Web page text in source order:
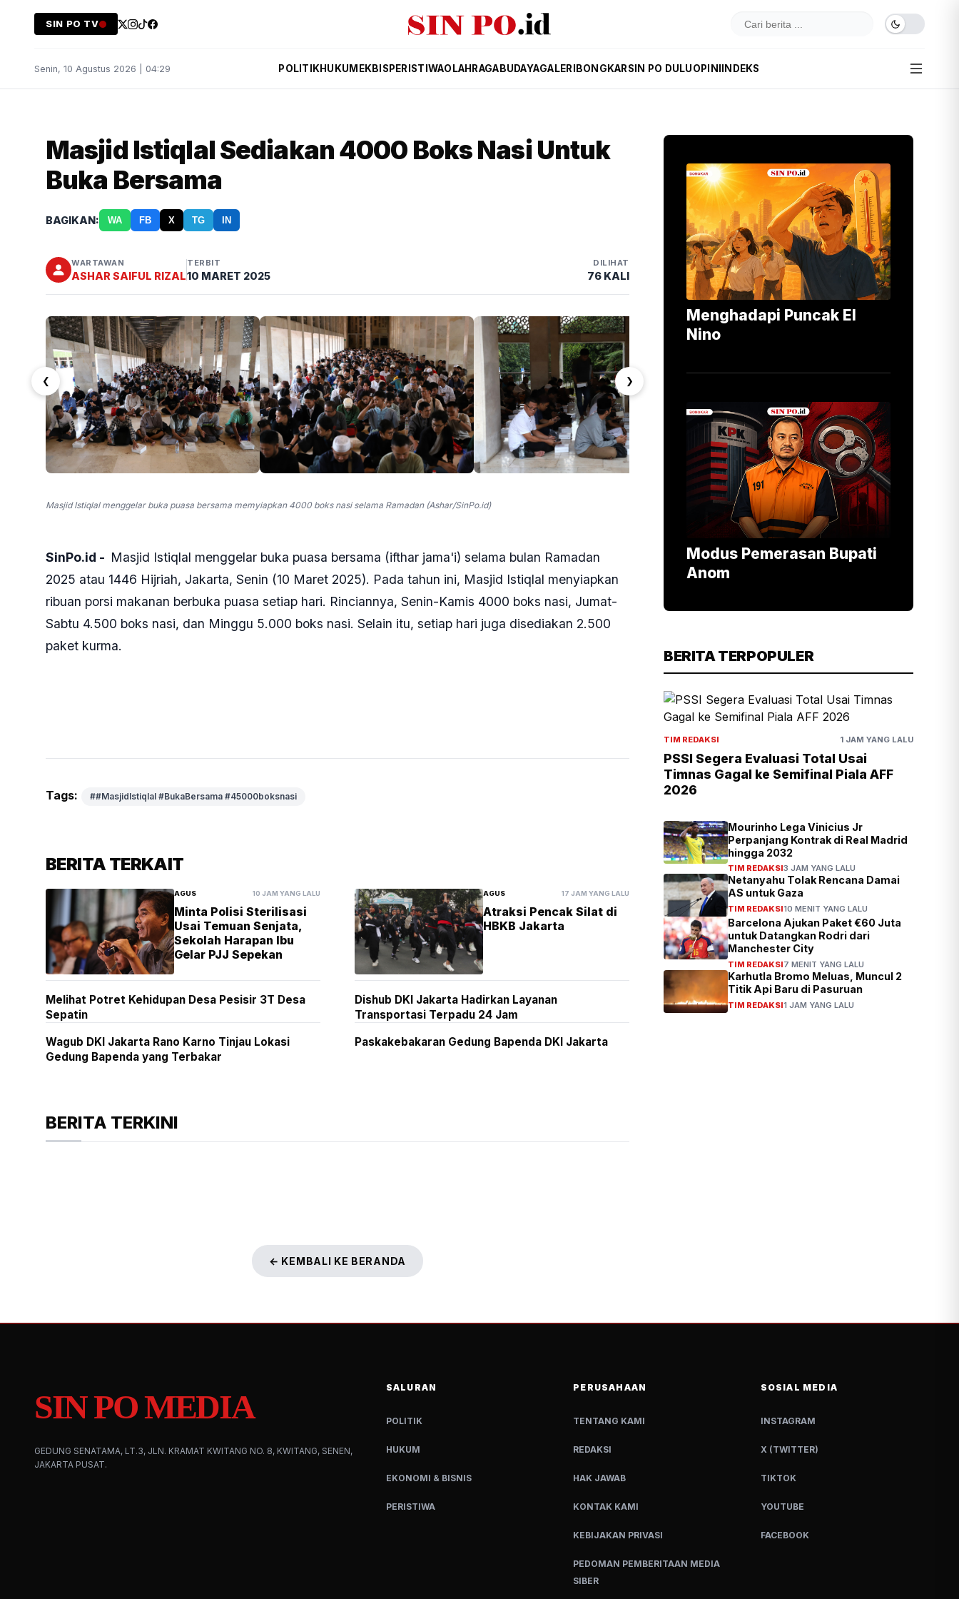
SIN PO TV
Senin, 10 Agustus 2026 | 04:29 POLITIKHUKUM EKBIS PERISTIWAOLAHRAGA BUDAYAGALERI BONGKARSIN PO DULUOPINI INDEKS
Masjid Istiqlal Sediakan 4000 Boks Nasi Untuk
Buka Bersama
BAGIKAN: WA FB X TG IN
WARTAWAN
ASHAR SAIFUL RIZAL
TERBIT
10 MARET 2025
DILIHAT
76 KALI
❮ ❯
Masjid Istiqlal menggelar buka puasa bersama memyiapkan 4000 boks nasi selama Ramadan (Ashar/SinPo.id)
SinPo.id - Masjid Istiqlal menggelar buka puasa bersama (ifthar jama'i) selama bulan Ramadan
2025 atau 1446 Hijriah, Jakarta, Senin (10 Maret 2025). Pada tahun ini, Masjid Istiqlal menyiapkan
ribuan porsi makanan berbuka puasa setiap hari. Rinciannya, Senin-Kamis 4000 boks nasi, Jumat-
Sabtu 4.500 boks nasi, dan Minggu 5.000 boks nasi. Selain itu, setiap hari juga disediakan 2.500
paket kurma.
Tags: ##MasjidIstiqlal #BukaBersama #45000boksnasi
BERITA TERKAIT
AGUS 10 JAM YANG LALU
Minta Polisi Sterilisasi
Usai Temuan Senjata,
Sekolah Harapan Ibu
Gelar PJJ Sepekan
Melihat Potret Kehidupan Desa Pesisir 3T Desa
Sepatin
Wagub DKI Jakarta Rano Karno Tinjau Lokasi
Gedung Bapenda yang Terbakar
AGUS 17 JAM YANG LALU
Atraksi Pencak Silat di
HBKB Jakarta
Dishub DKI Jakarta Hadirkan Layanan
Transportasi Terpadu 24 Jam
Paskakebakaran Gedung Bapenda DKI Jakarta
BERITA TERKINI
← KEMBALI KE BERANDA
Menghadapi Puncak El
Nino
Modus Pemerasan Bupati
Anom
BERITA TERPOPULER
TIM REDAKSI 1 JAM YANG LALU
2026
hingga 2032
TIM REDAKSI3 JAM YANG LALU
Netanyahu Tolak Rencana Damai
AS untuk Gaza
TIM REDAKSI10 MENIT YANG LALU
Barcelona Ajukan Paket €60 Juta
untuk Datangkan Rodri dari
Manchester City
TIM REDAKSI7 MENIT YANG LALU
Karhutla Bromo Meluas, Muncul 2
Titik Api Baru di Pasuruan
TIM REDAKSI1 JAM YANG LALU
SIN PO MEDIA
GEDUNG SENATAMA, LT.3, JLN. KRAMAT KWITANG NO. 8, KWITANG, SENEN,
JAKARTA PUSAT.
SALURAN
POLITIK
HUKUM
EKONOMI & BISNIS
PERISTIWA
PERUSAHAAN
TENTANG KAMI
REDAKSI
HAK JAWAB
KONTAK KAMI
KEBIJAKAN PRIVASI
PEDOMAN PEMBERITAAN MEDIA
SIBER
SOSIAL MEDIA
INSTAGRAM
X (TWITTER)
TIKTOK
YOUTUBE
FACEBOOK